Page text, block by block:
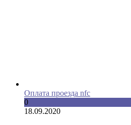
Оплата проезда nfc
0
18.09.2020